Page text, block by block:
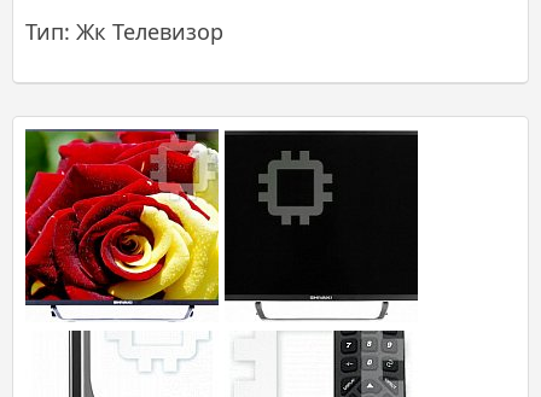
Тип: Жк Телевизор